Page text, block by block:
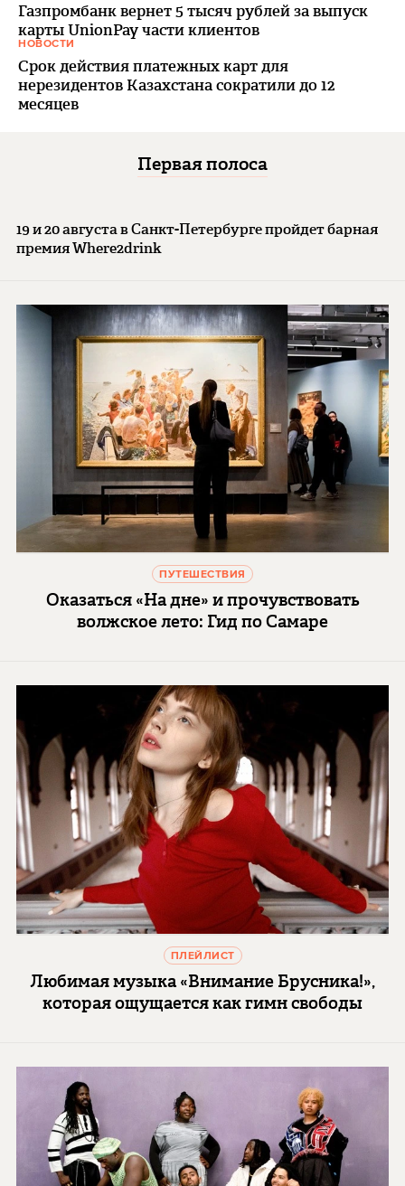
Газпромбанк вернет 5 тысяч рублей за выпуск
карты UnionPay части клиентов
НОВОСТИ
Срок действия платежных карт для
нерезидентов Казахстана сократили до 12
месяцев
Первая полоса
19 и 20 августа в Санкт-Петербурге пройдет барная
премия Where2drink
ПУТЕШЕСТВИЯ
Оказаться «На дне» и прочувствовать
волжское лето: Гид по Самаре
ПЛЕЙЛИСТ
Любимая музыка «Внимание Брусника!»,
которая ощущается как гимн свободы